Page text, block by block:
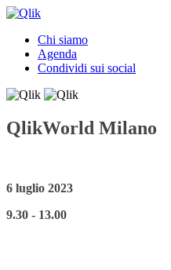
Chi siamo
Agenda
Condividi sui social
QlikWorld Milano
6 luglio 2023
9.30 - 13.00